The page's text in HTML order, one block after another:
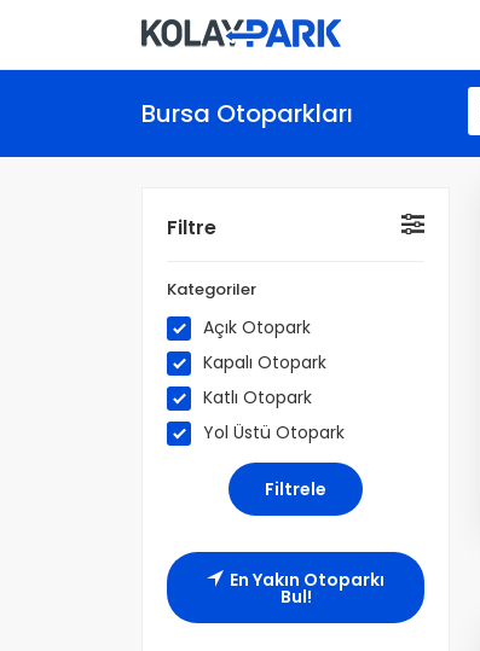
Bursa Otoparkları
Filtre
Kategoriler
Açık Otopark
Kapalı Otopark
Katlı Otopark
Yol Üstü Otopark
En Yakın Otoparkı
Bul!